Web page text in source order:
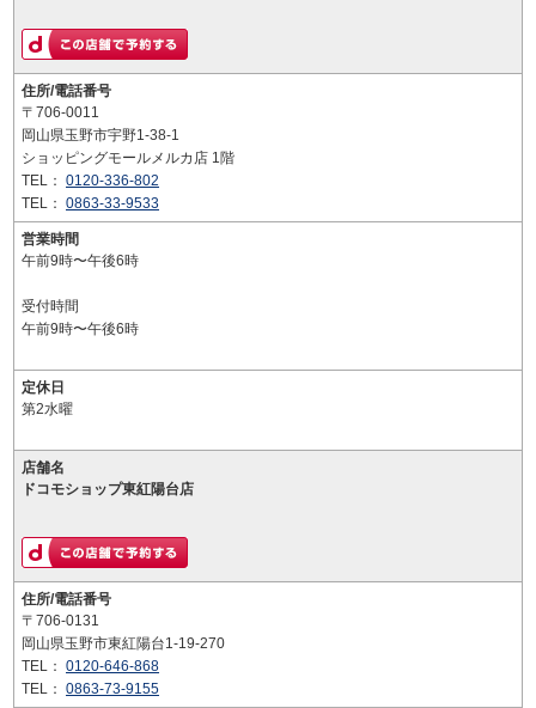
住所/電話番号
〒706-0011
岡山県玉野市宇野1-38-1
ショッピングモールメルカ店 1階
TEL： 0120-336-802
TEL： 0863-33-9533
営業時間
午前9時〜午後6時
受付時間
午前9時〜午後6時
定休日
第2水曜
店舗名
ドコモショップ東紅陽台店
住所/電話番号
〒706-0131
岡山県玉野市東紅陽台1-19-270
TEL： 0120-646-868
TEL： 0863-73-9155